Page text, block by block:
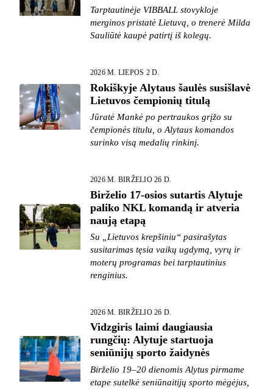
Tarptautinėje VIBBALL stovykloje
merginos pristatė Lietuvą, o trenerė Milda
Sauliūtė kaupė patirtį iš kolegų.
2026 M. LIEPOS 2 D.
Rokiškyje Alytaus šaulės susišlavė
Lietuvos čempionių titulą
Jūratė Mankė po pertraukos grįžo su
čempionės titulu, o Alytaus komandos
surinko visą medalių rinkinį.
2026 M. BIRŽELIO 26 D.
Birželio 17-osios sutartis Alytuje
paliko NKL komandą ir atveria
naują etapą
Su „Lietuvos krepšiniu“ pasirašytas
susitarimas tęsia vaikų ugdymą, vyrų ir
moterų programas bei tarptautinius
renginius.
2026 M. BIRŽELIO 26 D.
Vidzgiris laimi daugiausia
rungčių: Alytuje startuoja
seniūnijų sporto žaidynės
Birželio 19–20 dienomis Alytus pirmame
etape sutelkė seniūnaitijų sporto mėgėjus,